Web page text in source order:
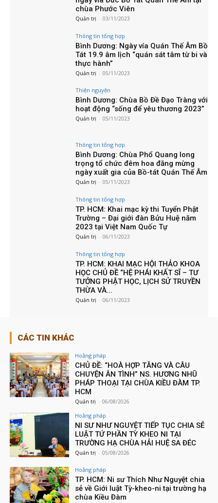
chùa Phước Viên
Quản trị - 03/11/2023
Thông tin tổng hợp
Bình Dương: Ngày vía Quán Thế Âm Bồ
Tát 19.9 âm lịch “quán sát tâm từ bi và
thực hành”
Quản trị - 05/11/2023
Thiện nguyện
Bình Dương: Chùa Bồ Đề Đạo Tràng với
hoạt động “sống để yêu thương 2023”
Quản trị - 05/11/2023
Thông tin tổng hợp
Bình Dương: Chùa Phổ Quang long
trọng tổ chức đêm hoa đăng mừng
ngày xuất gia của Bồ-tát Quán Thế Âm
Quản trị - 05/11/2023
Thông tin tổng hợp
TP. HCM: Khai mạc kỳ thi Tuyển Phật
Trường – Đại giới đàn Bửu Huệ năm
2023 tại Việt Nam Quốc Tự
Quản trị - 06/11/2023
Thông tin tổng hợp
TP. HCM: KHAI MẠC HỘI THẢO KHOA
HỌC CHỦ ĐỀ “HỆ PHÁI KHẤT SĨ – TƯ
TƯỞNG PHẬT HỌC, LỊCH SỬ TRUYỀN
THỪA VÀ...
Quản trị - 06/11/2023
CÁC TIN KHÁC
Hoằng pháp
CHỦ ĐỀ: “HOÀ HỢP TĂNG VÀ CÂU
CHUYỆN ÂN TÌNH” NS. HƯƠNG NHŨ
PHÁP THOẠI TẠI CHÙA KIỀU ĐÀM TP.
HCM
Quản trị - 06/08/2026
Hoằng pháp
NI SƯ NHƯ NGUYỆT TIẾP TỤC CHIA SẺ
LUẬT TỨ PHẦN TỲ KHEO NI TẠI
TRƯỜNG HẠ CHÙA HẢI HUỆ SA ĐÉC
Quản trị - 05/08/2026
Hoằng pháp
TP. HCM: Ni sư Thích Như Nguyệt chia
sẻ về Giới luật Tỳ-kheo-ni tại trường hạ
chùa Kiều Đàm